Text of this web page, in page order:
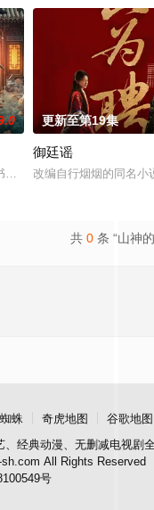
白，我喜欢你，哲学和
子，偶遇“白天人住屋，
更新至第19集
御廷谣
改编自行烟烟的同名小
共 0 条 “山神
蛛 奇虎地图 谷歌地图
经典动漫、无删减电视剧
All Rights Reserved
号